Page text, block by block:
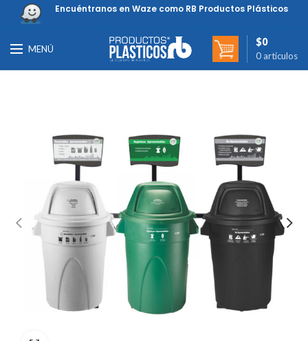
Encuéntranos en Waze como RB Productos Plásticos
MENÚ
0 artículos
$0